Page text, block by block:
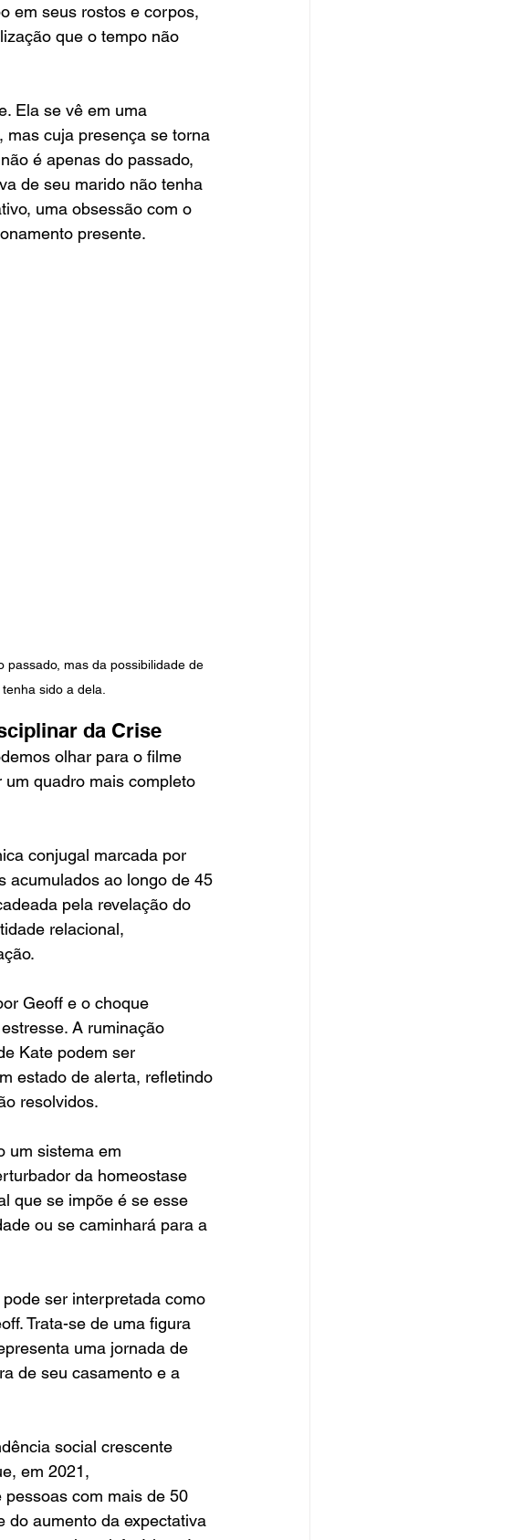
em seus rostos e corpos,
que o tempo não
Ela se vê em uma
mas cuja presença se torna
é apenas do passado,
de seu marido não tenha
uma obsessão com o
presente.
passado, mas da possibilidade de
sido a dela.
da Crise
olhar para o filme
quadro mais completo
conjugal marcada por
acumulados ao longo de 45
pela revelação do
relacional,
Geoff e o choque
A ruminação
Kate podem ser
estado de alerta, refletindo
resolvidos.
um sistema em
da homeostase
que se impõe é se esse
ou se caminhará para a
ser interpretada como
Trata-se de uma figura
uma jornada de
de seu casamento e a
social crescente
em 2021,
com mais de 50
aumento da expectativa